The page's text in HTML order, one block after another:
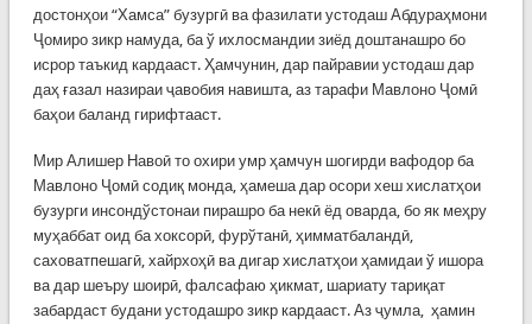
достонҳои “Хамса” бузургӣ ва фазилати устодаш Абдураҳмони
Ҷомиро зикр намуда, ба ў ихлосмандии зиёд доштанашро бо
исрор таъкид кардааст. Ҳамчунин, дар пайравии устодаш дар
даҳ ғазал назираи ҷавобия навишта, аз тарафи Мавлоно Ҷомӣ
баҳои баланд гирифтааст.
Мир Алишер Навоӣ то охири умр ҳамчун шогирди вафодор ба
Мавлоно Ҷомӣ содиқ монда, ҳамеша дар осори хеш хислатҳои
бузурги инсондўстонаи пирашро ба некӣ ёд оварда, бо як меҳру
муҳаббат оид ба хоксорӣ, фурўтанӣ, ҳимматбаландӣ,
саховатпешагӣ, хайрхоҳӣ ва дигар хислатҳои ҳамидаи ў ишора
ва дар шеъру шоирӣ, фалсафаю ҳикмат, шариату тариқат
забардаст будани устодашро зикр кардааст. Аз ҷумла, ҳамин